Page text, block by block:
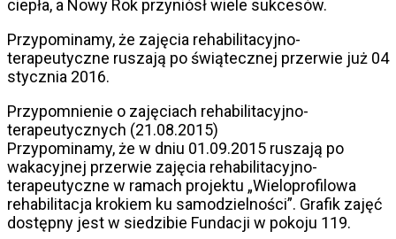
ciepła, a Nowy Rok przyniósł wiele sukcesów.
Przypominamy, że zajęcia rehabilitacyjno-
terapeutyczne ruszają po świątecznej przerwie już 04
stycznia 2016.
Przypomnienie o zajęciach rehabilitacyjno-
terapeutycznych (21.08.2015)
Przypominamy, że w dniu 01.09.2015 ruszają po
wakacyjnej przerwie zajęcia rehabilitacyjno-
terapeutyczne w ramach projektu „Wieloprofilowa
rehabilitacja krokiem ku samodzielności”. Grafik zajęć
dostępny jest w siedzibie Fundacji w pokoju 119.